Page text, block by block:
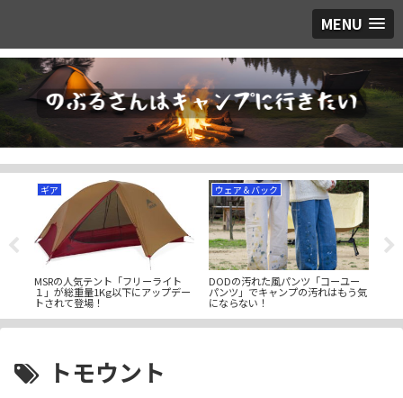
MENU
ギア
MSRの人気テント「フリーライト
１」が総重量1Kg以下にアップデー
トされて登場！
ウェア＆バック
DODの汚れた風パンツ「コーユー
パンツ」でキャンプの汚れはもう気
にならない！
トモウント